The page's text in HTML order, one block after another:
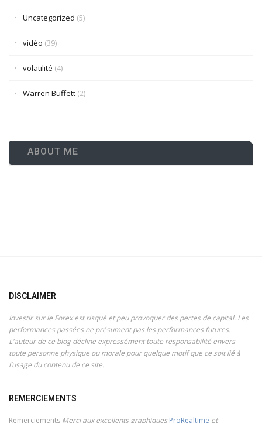
Uncategorized (5)
vidéo (39)
volatilité (4)
Warren Buffett (2)
ABOUT ME
DISCLAIMER
Investir sur le Forex est risqué et peu provoquer des pertes de capital. Les
performances passées ne présument pas les performances futures.
L'auteur de ce blog décline expressément toute responsabilité envers
toute personne physique ou morale pour quelque motif que ce soit lié à
l’usage du contenu de ce site.
REMERCIEMENTS
Remerciements Merci aux excellents graphiques ProRealtime et